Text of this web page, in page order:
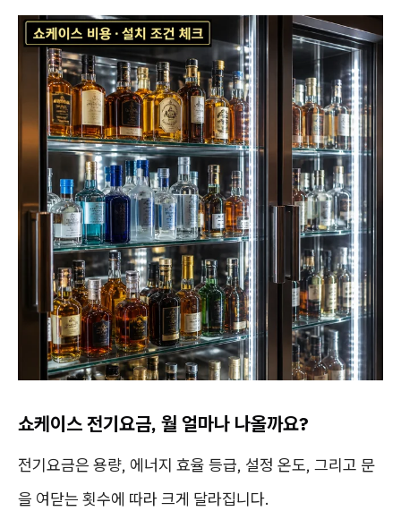
쇼케이스 전기요금, 월 얼마나 나올까요?
전기요금은 용량, 에너지 효율 등급, 설정 온도, 그리고 문
을 여닫는 횟수에 따라 크게 달라집니다.